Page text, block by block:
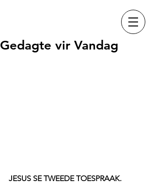
Gedagte vir Vandag
JESUS SE TWEEDE TOESPRAAK.